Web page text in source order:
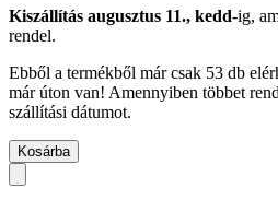
Kiszállítás augusztus 11., kedd-ig,
rendel.
Ebből a termékből már csak 53 db
már úton van! Amennyiben többet
szállítási dátumot.
Kosárba